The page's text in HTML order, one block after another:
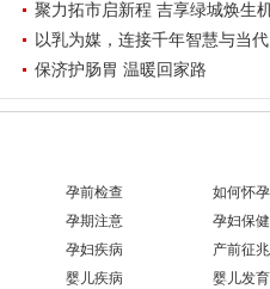
聚力拓市启新程 吉享绿城焕生
以乳为媒，连接千年智慧与当代
保济护肠胃 温暖回家路
孕前检查
如何怀孕
孕期注意
孕妇保健
孕妇疾病
产前征兆
婴儿疾病
婴儿发育